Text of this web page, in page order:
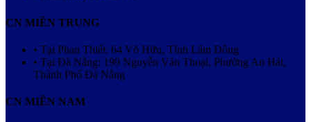
CN MIỀN TRUNG
• Tại Phan Thiết: 64 Võ Hữu, Tỉnh Lâm Đồng
• Tại Đà Nẵng: 199 Nguyễn Văn Thoại, Phường An Hải,
Thành Phố Đà Nẵng
CN MIỀN NAM